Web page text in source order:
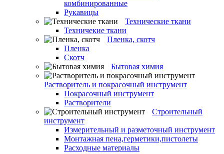
комбинированные
Рукавицы
Технические ткани
Техничекие ткани
Пленка, скотч
Пленка
Скотч
Бытовая химия
Растворитель и покрасочный инструмент
Покрасочный инструмент
Растворители
Строительный
инструмент
Измерительный и разметочный инструмент
Монтажная пена,герметики,пистолеты
Расходные материалы